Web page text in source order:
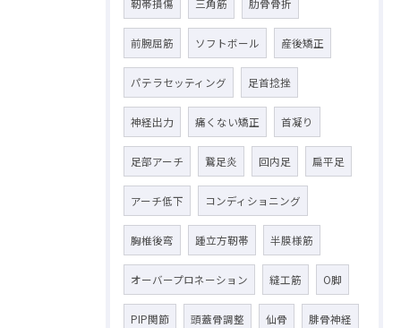
靭帯損傷 三角筋 肋骨骨折
前腕屈筋 ソフトボール 産後矯正
パテラセッティング 足首捻挫
神経出力 痛くない矯正 首凝り
足部アーチ 鵞足炎 回内足 扁平足
アーチ低下 コンディショニング
胸椎後弯 踵立方靭帯 半膜様筋
オーバープロネーション 縫工筋 O脚
PIP関節 頭蓋骨調整 仙骨 腓骨神経